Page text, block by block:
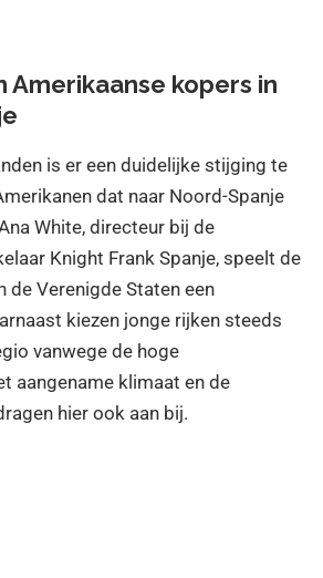
Amerikaanse kopers in
is er een duidelijke stijging te
dat naar Noord-Spanje
White, directeur bij de
Knight Frank Spanje, speelt de
de Verenigde Staten een
kiezen jonge rijken steeds
vanwege de hoge
aangename klimaat en de
hier ook aan bij.